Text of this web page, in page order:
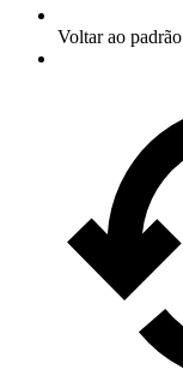
Voltar ao padrão